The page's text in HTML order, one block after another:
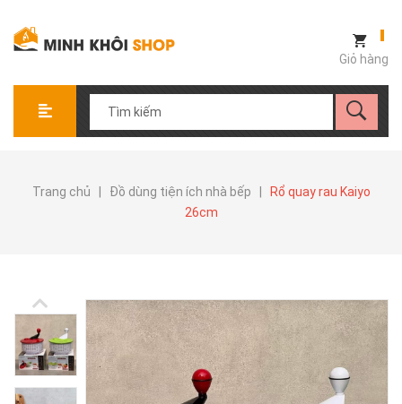
Giỏ hàng
Trang chủ Đồ dùng tiện ích nhà bếp
Rổ quay rau Kaiyo
26cm